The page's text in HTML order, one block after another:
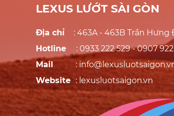
LEXUS LƯỚT SÀI GÒN
Địa chỉ
: 463A - 463B Trần Hưng
Hotline : 0933 222 529 - 0907
Mail :
Website : lexusluotsaigon.vn